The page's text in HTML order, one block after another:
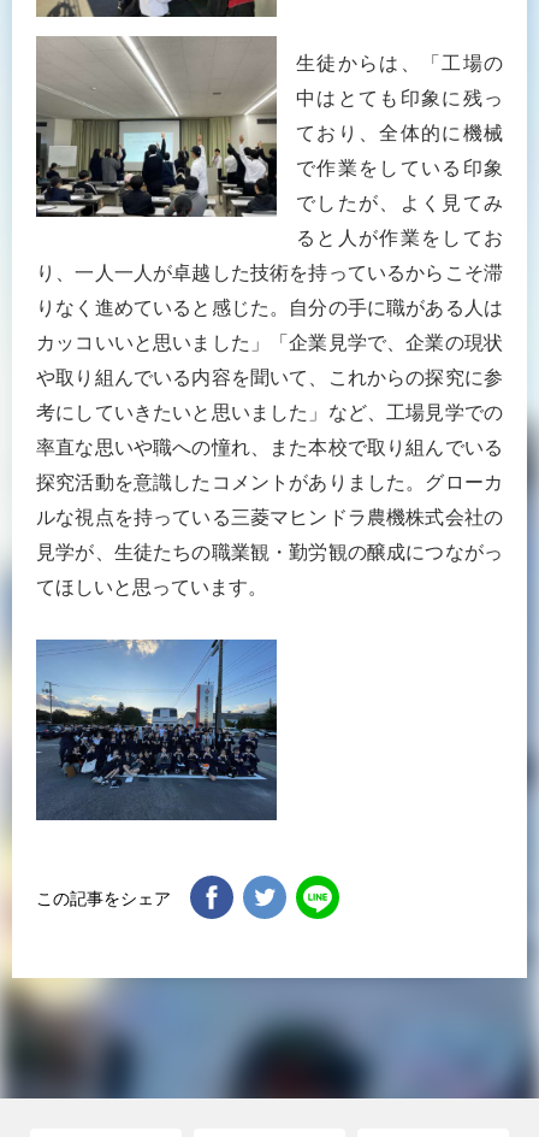
生徒からは、「工場の
中はとても印象に残っ
ており、全体的に機械
で作業をしている印象
でしたが、よく見てみ
ると人が作業をしてお
り、一人一人が卓越した技術を持っているからこそ滞
りなく進めていると感じた。自分の手に職がある人は
カッコいいと思いました」「企業見学で、企業の現状
や取り組んでいる内容を聞いて、これからの探究に参
考にしていきたいと思いました」など、工場見学での
率直な思いや職への憧れ、また本校で取り組んでいる
探究活動を意識したコメントがありました。グローカ
ルな視点を持っている三菱マヒンドラ農機株式会社の
見学が、生徒たちの職業観・勤労観の醸成につながっ
てほしいと思っています。
この記事をシェア